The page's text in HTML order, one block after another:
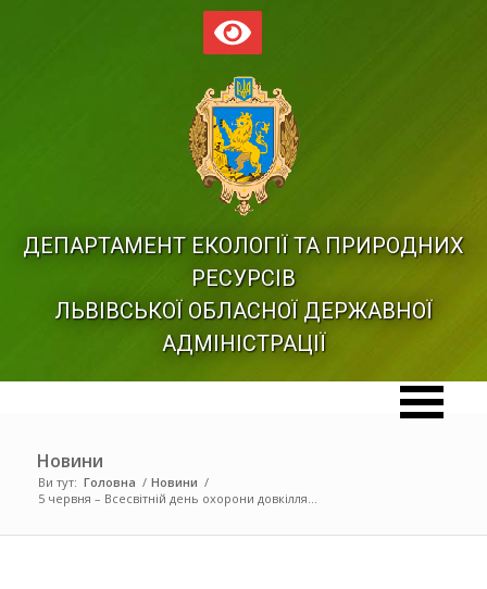
ДЕПАРТАМЕНТ ЕКОЛОГІЇ ТА ПРИРОДНИХ
РЕСУРСІВ
ЛЬВІВСЬКОЇ ОБЛАСНОЇ ДЕРЖАВНОЇ
АДМІНІСТРАЦІЇ
Новини
Ви тут: Головна / Новини /
5 червня – Всесвітній день охорони довкілля...